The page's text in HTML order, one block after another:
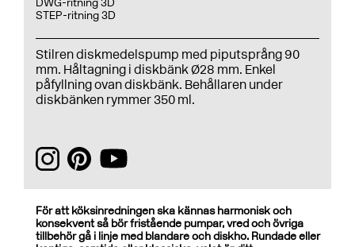
DWG-ritning 3D
STEP-ritning 3D
Stilren diskmedelspump med piputsprång 90
mm. Håltagning i diskbänk Ø28 mm. Enkel
påfyllning ovan diskbänk. Behållaren under
diskbänken rymmer 350 ml.
För att köksinredningen ska kännas harmonisk och
konsekvent så bör fristående pumpar, vred och övriga
tillbehör gå i linje med blandare och diskho. Rundade eller